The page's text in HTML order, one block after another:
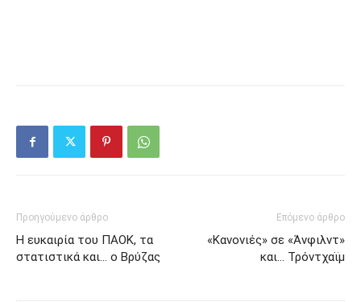
Προηγούμενο άρθρο
Η ευκαιρία του ΠΑΟΚ, τα
στατιστικά και… ο Βρύζας
Επόμενο άρθρο
«Κανονιές» σε «Άνφιλντ»
και… Τρόντχαϊμ